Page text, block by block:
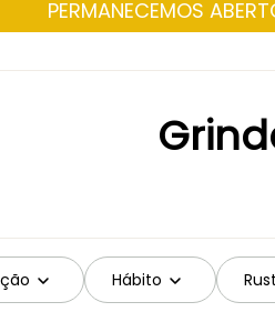
PERMANECEMOS
Hábito